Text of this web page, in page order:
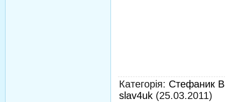
Категорія: Стефаник
slav4uk (25.03.2011)